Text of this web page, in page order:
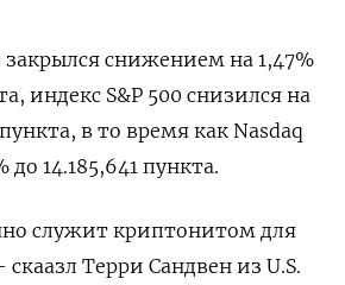
закрылся снижением на 1,47%
индекс S&P 500 снизился на
в то время как ​Nasdaq
до 14.185,641 пункта​.
служит криптонитом для
Терри Сандвен из U.S.